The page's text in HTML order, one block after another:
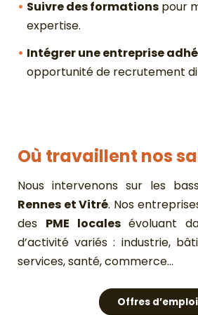
Suivre des formationspour
expertise.
Intégrer une entreprise
opportunité de recrutement
Où travaillent nos
Nous intervenons sur les
Rennes et Vitré. Nos
des PME locales évoluant
d’activité variés : industrie,
services, santé, commerce…
Offres d’emploi